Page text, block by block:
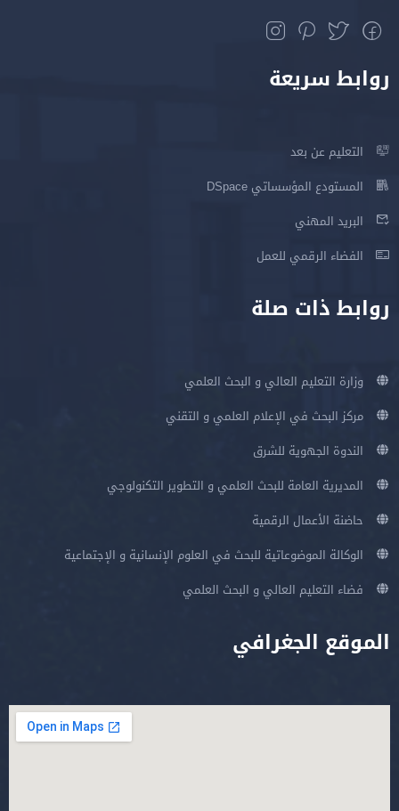
روابط سريعة
التعليم عن بعد
المستودع المؤسساتي DSpace
البريد المهني
الفضاء الرقمي للعمل
روابط ذات صلة
وزارة التعليم العالي و البحث العلمي
مركز البحث في الإعلام العلمي و التقني
الندوة الجهوية للشرق
المديرية العامة للبحث العلمي و التطوير التكنولوجي
حاضنة الأعمال الرقمية
الوكالة الموضوعاتية للبحث في العلوم الإنسانية و الإجتماعية
فضاء التعليم العالي و البحث العلمي
الموقع الجغرافي